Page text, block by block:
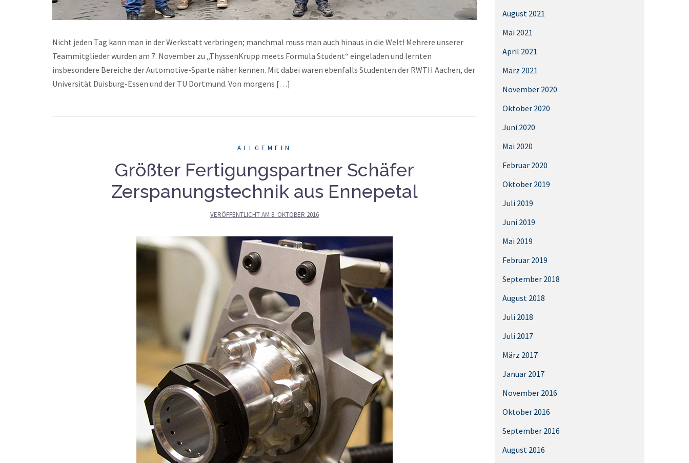
Nicht jeden Tag kann man in der Werkstatt verbringen; manchmal muss man auch hinaus in die Welt! Mehrere unserer
Teammitglieder wurden am 7. November zu „ThyssenKrupp meets Formula Student“ eingeladen und lernten
insbesondere Bereiche der Automotive-Sparte näher kennen. Mit dabei waren ebenfalls Studenten der RWTH Aachen, der
Universität Duisburg-Essen und der TU Dortmund. Von morgens […]
ALLGEMEIN
Größter Fertigungspartner Schäfer
Zerspanungstechnik aus Ennepetal
VERÖFFENTLICHT AM 8. OKTOBER 2016
August 2021
Mai 2021
April 2021
März 2021
November 2020
Oktober 2020
Juni 2020
Mai 2020
Februar 2020
Oktober 2019
Juli 2019
Juni 2019
Mai 2019
Februar 2019
September 2018
August 2018
Juli 2018
Juli 2017
März 2017
Januar 2017
November 2016
Oktober 2016
September 2016
August 2016